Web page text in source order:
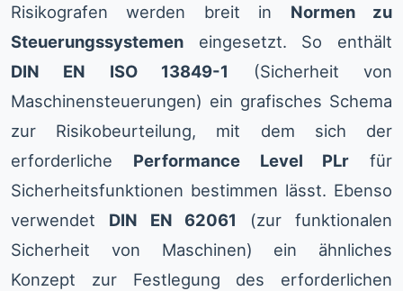
Risikografen werden breit in Normen zu
Steuerungssystemen eingesetzt. So enthält
DIN EN ISO 13849-1
(Sicherheit von
Maschinensteuerungen) ein grafisches Schema
zur Risikobeurteilung, mit dem sich der
erforderliche Performance Level PLr für
Sicherheitsfunktionen bestimmen lässt. Ebenso
verwendet DIN EN 62061
(zur funktionalen
Sicherheit von Maschinen) ein ähnliches
Konzept zur Festlegung des erforderlichen